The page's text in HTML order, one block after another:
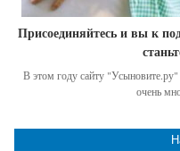
Присоединяйтесь и вы к
В этом году сайту
очень